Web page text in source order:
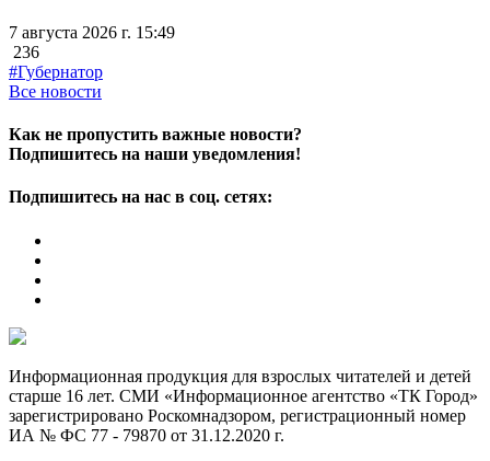
7 августа 2026 г. 15:49
236
#Губернатор
Все новости
Как не пропустить важные новости?
Подпишитесь на наши уведомления!
Подпишитесь на нас в соц. сетях:
Информационная продукция для взрослых читателей и детей
старше 16 лет. СМИ «Информационное агентство «ТК Город»
зарегистрировано Роскомнадзором, регистрационный номер
ИА № ФС 77 - 79870 от 31.12.2020 г.